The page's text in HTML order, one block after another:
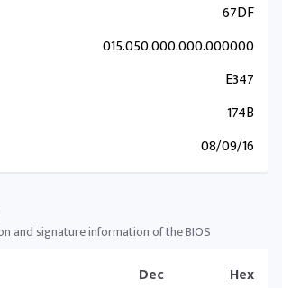
67DF
015.050.000.000.000000
E347
174B
08/09/16
and signature information of the BIOS
Dec Hex